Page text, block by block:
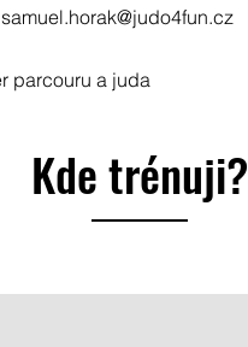
Kde trénuji?
samuel.horak@judo4fun.cz
parcouru a juda